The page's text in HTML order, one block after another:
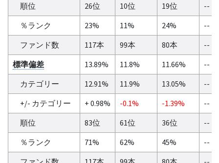
順位
26位 10位 19位
--
％ランク
23% 11% 24%
--
ファンド数
117本 99本 80本
--
標準偏差
13.89% 11.8% 11.66%
--
カテゴリー
12.91% 11.9% 13.05%
--
+/- カテゴリー
+ 0.98% -0.1% -1.39%
--
順位
83位 61位 36位
--
％ランク
71% 62% 45%
--